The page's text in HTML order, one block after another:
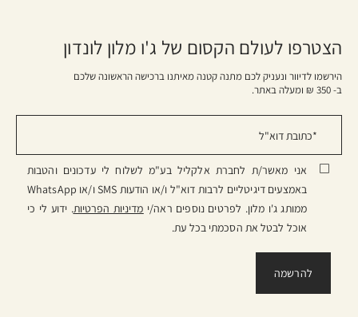
הצטרפו לעולם הקסום של ג'ו מלון לונדון
הירשמו לדיוור ונעניק לכם מתנה קטנה מאיתנו ברכישה הראשונה שלכם
ב- 350 ₪ ומעלה באתר.
אני מאשר/ת לחברת אלקליל בע"מ לשלוח לי עדכונים והטבות
באמצעים דיגיטליים לרבות דוא"ל ו/או הודעות SMS ו/או WhatsApp
ממותג ג'ו מלון. לפרטים נוספים ראה/י מדיניות הפרטיות. ידוע לי כי
אוכל לבטל את הסכמתי בכל עת.